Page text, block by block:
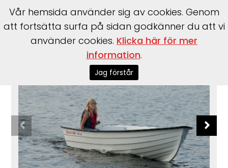
Sandström Basic 425 R
Vår hemsida använder sig av cookies. Genom
att fortsätta surfa på sidan godkänner du att vi
använder cookies. Klicka här för mer
information.
Jag förstår